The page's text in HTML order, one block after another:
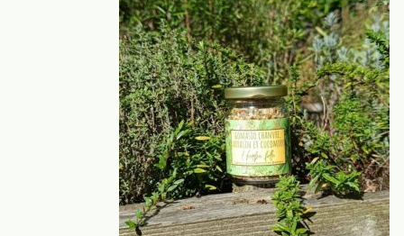
produit
plusieurs
variations.
Les
options
peuvent
être
choisies
sur